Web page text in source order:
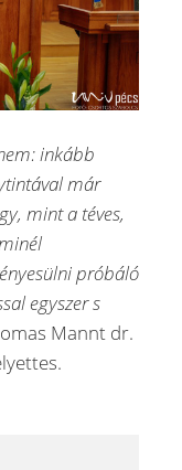
inkább
már
mint a téves,
próbáló
egyszer s
Mannt dr.